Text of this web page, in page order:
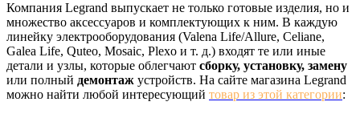
Компания Legrand выпускает не только готовые изделия, но и
множество аксессуаров и комплектующих к ним. В каждую
линейку электрооборудования (Valena Life/Allure, Celiane,
Galea Life, Quteo, Mosaic, Plexo и т. д.) входят те или иные
детали и узлы, которые облегчают сборку, установку, замену
или полный демонтаж устройств. На сайте магазина Legrand
можно найти любой интересующий товар из этой категории: